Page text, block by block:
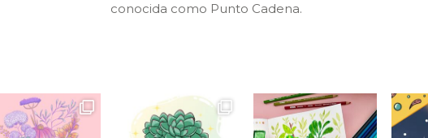
conocida como Punto Cadena.